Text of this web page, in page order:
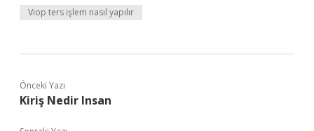
Viop ters işlem nasıl yapılır
Önceki Yazı
Kiriş Nedir Insan